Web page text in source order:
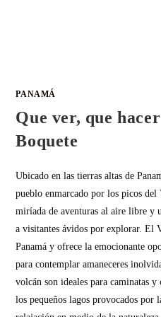
PANAMÁ
Que ver, que
Boquete
Ubicado en las tierras altas de
pueblo enmarcado por los picos
miríada de aventuras al aire libre y
a visitantes ávidos por explorar. El
Panamá y ofrece la emocionante
para contemplar amaneceres
volcán son ideales para caminatas
los pequeños lagos provocados por